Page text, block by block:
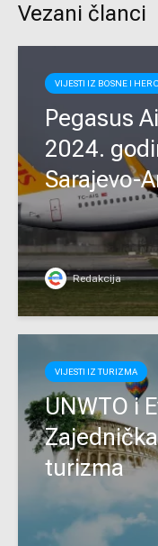
Vezani članci
VIJESTI IZ BOSNE I
Pegasus
2024.
Sarajevo-
Redakcija
VIJESTI IZ TURIZMA
UNWTO i
turizma